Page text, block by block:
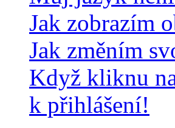
Jak zobrazím
Jak změním
Když kliknu
k přihlášení!